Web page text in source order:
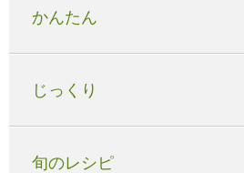
かんたん
じっくり
旬のレシピ